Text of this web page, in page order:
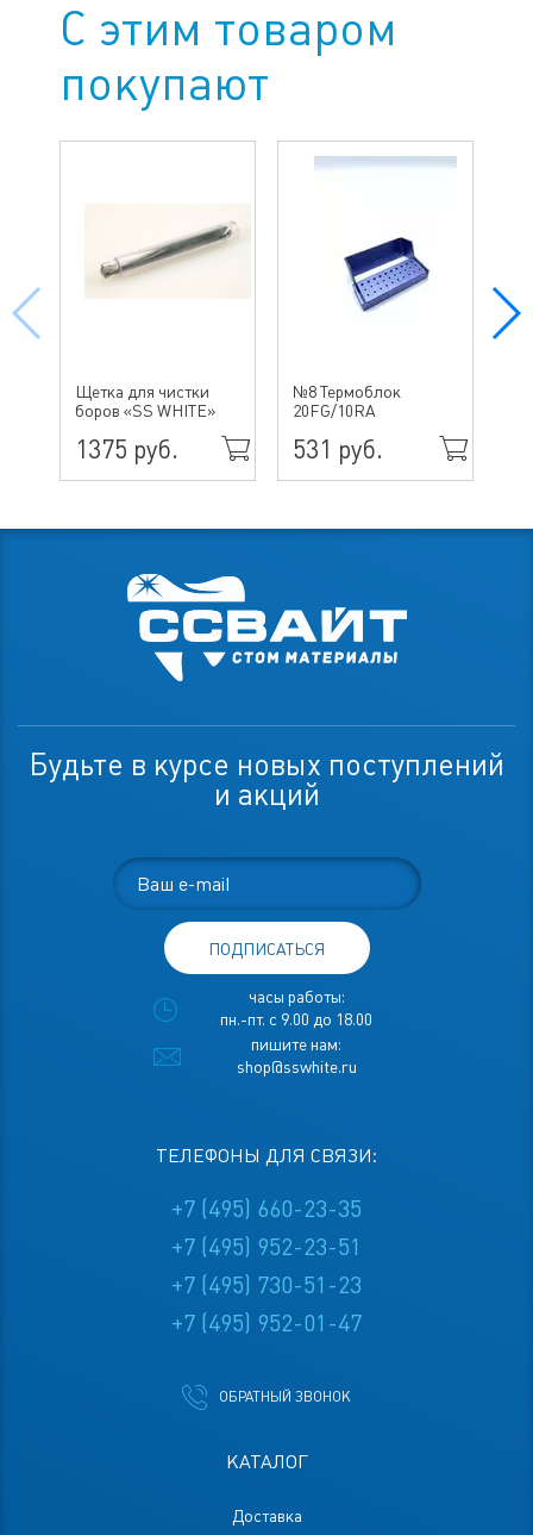
С этим товаром
покупают
Щетка для чистки
боров «SS WHITE»
1375 руб.
№8 Термоблок
20FG/10RA
531 руб.
КАТАЛОГ
Доставка
Будьте в курсе новых поступлений
и акций
ПОДПИСАТЬСЯ
часы работы:
пн.-пт. с 9.00 до 18.00
пишите нам:
shop@sswhite.ru
ТЕЛЕФОНЫ ДЛЯ СВЯЗИ:
+7 (495) 660-23-35
+7 (495) 952-23-51
+7 (495) 730-51-23
+7 (495) 952-01-47
ОБРАТНЫЙ ЗВОНОК